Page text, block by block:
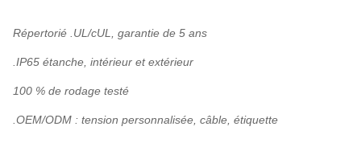
Répertorié .UL/cUL, garantie de 5 ans
.IP65 étanche, intérieur et extérieur
100 % de rodage testé
.OEM/ODM : tension personnalisée, câble, étiquette